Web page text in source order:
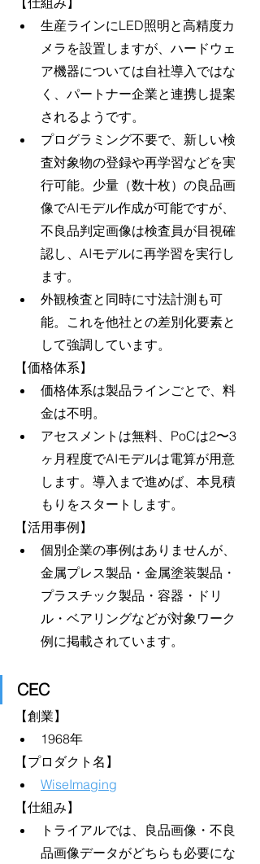
生産ラインにLED照明と高精度カ
メラを設置しますが、ハードウェ
ア機器については自社導入ではな
く、パートナー企業と連携し提案
されるようです。
プログラミング不要で、新しい検
査対象物の登録や再学習などを実
行可能。少量（数十枚）の良品画
像でAIモデル作成が可能ですが、
不良品判定画像は検査員が目視確
認し、AIモデルに再学習を実行し
ます。
外観検査と同時に寸法計測も可
能。これを他社との差別化要素と
して強調しています。
【価格体系】
価格体系は製品ラインごとで、料
金は不明。
アセスメントは無料、PoCは2〜3
ヶ月程度でAIモデルは電算が用意
します。導入まで進めば、本見積
もりをスタートします。
【活用事例】
個別企業の事例はありませんが、
金属プレス製品・金属塗装製品・
プラスチック製品・容器・ドリ
ル・ベアリングなどが対象ワーク
例に掲載されています。
CEC
【創業】
1968年
【プロダクト名】
WiseImaging
【仕組み】
トライアルでは、良品画像・不良
品画像データがどちらも必要にな